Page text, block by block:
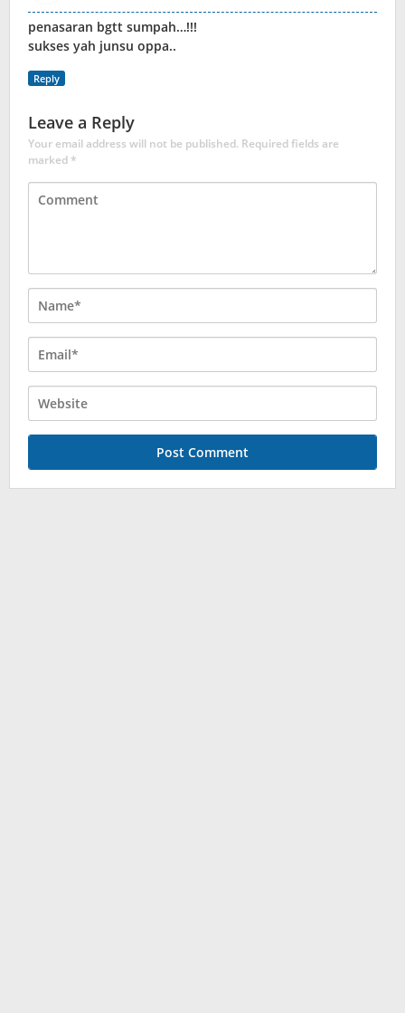
penasaran bgtt sumpah…!!!
sukses yah junsu oppa..
Reply
Leave a Reply
Your email address will not be published. Required fields are
marked*